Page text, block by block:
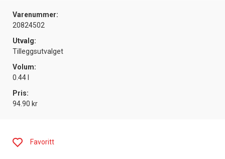
Varenummer:
20824502
Utvalg:
Tilleggsutvalget
Volum:
0.44 l
Pris:
94.90 kr
Favoritt